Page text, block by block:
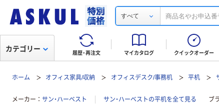
すべて
履歴・再注文 マイカタログ クイックオーダー
カテゴリー
ホーム オフィス家具/収納 オフィスデスク/事務机 平机
メーカー サン・ハーベスト サン・ハーベストの平机を全て見る ブ